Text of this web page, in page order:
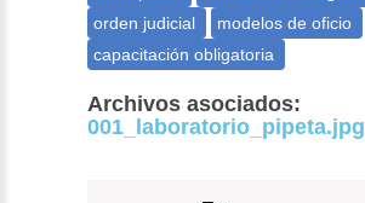
Archivos asociados:
001_laboratorio_pipeta.jpg